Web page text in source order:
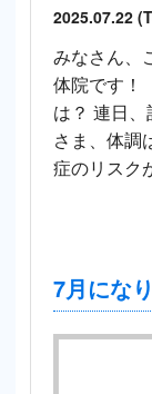
2025.07.22
みなさん、
体院です！
は？ 連日
さま、体調
症のリスク
7月にな